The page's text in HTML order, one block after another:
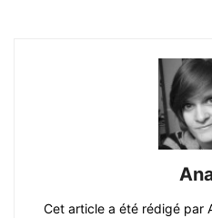
Cet article a été rédigé par